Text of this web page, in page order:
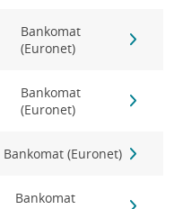
Bankomat
(Euronet)
Bankomat
(Euronet)
Bankomat (Euronet)
Bankomat